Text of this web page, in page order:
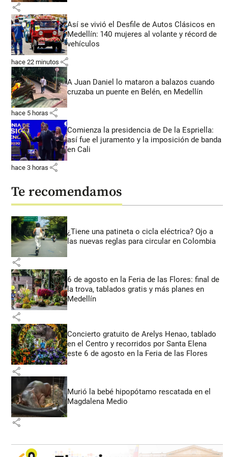
share
Así se vivió el Desfile de Autos Clásicos en
Medellín: 140 mujeres al volante y récord de
vehículos
hace 22 minutos share
A Juan Daniel lo mataron a balazos cuando
cruzaba un puente en Belén, en Medellín
hace 5 horas share
Comienza la presidencia de De la Espriella:
así fue el juramento y la imposición de banda
en Cali
hace 3 horas share
Te recomendamos
¿Tiene una patineta o cicla eléctrica? Ojo a
las nuevas reglas para circular en Colombia
share
6 de agosto en la Feria de las Flores: final de
la trova, tablados gratis y más planes en
Medellín
share
Concierto gratuito de Arelys Henao, tablado
en el Centro y recorridos por Santa Elena
este 6 de agosto en la Feria de las Flores
share
Murió la bebé hipopótamo rescatada en el
Magdalena Medio
share